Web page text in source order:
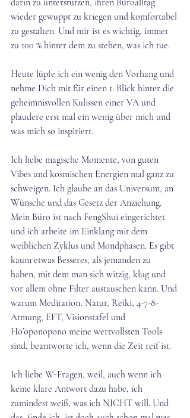
darin zu unterstützen, ihren Büroalltag
wieder gewuppt zu kriegen und komfortabel
zu gestalten. Und mir ist es wichtig, immer
zu 100 % hinter dem zu stehen, was ich tue.
Heute lüpfe ich ein wenig den Vorhang und
nehme Dich mit für einen 1. Blick hinter die
geheimnisvollen Kulissen einer VA und
plaudere erst mal ein wenig über mich und
was mich so inspiriert.
Ich liebe magische Momente, von guten
Vibes und kosmischen Energien mal ganz zu
schweigen. Ich glaube an das Universum, an
Wünsche und das Gesetz der Anziehung.
Mein Büro ist nach FengShui eingerichtet
und ich arbeite im Einklang mit dem
weiblichen Zyklus und Mondphasen. Es gibt
kaum etwas Besseres, als jemanden zu
haben, mit dem man sich witzig, klug und
vor allem ohne Filter austauschen kann. Und
warum Meditation, Natur, Reiki, 4-7-8-
Atmung, EFT, Visionstafel und
Ho’oponopono meine wertvollsten Tools
sind, beantworte ich, wenn die Zeit reif ist.
Ich liebe W-Fragen, weil, auch wenn ich
keine klare Antwort dazu habe, ich
zumindest weiß, was ich NICHT will. Und